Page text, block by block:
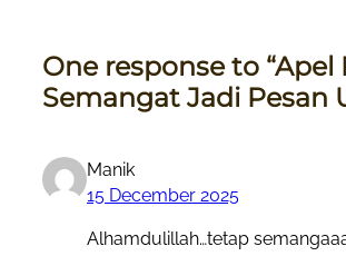
One response to
Semangat Jadi Pesan
Manik
15 December 2025
Alhamdulillah…tetap